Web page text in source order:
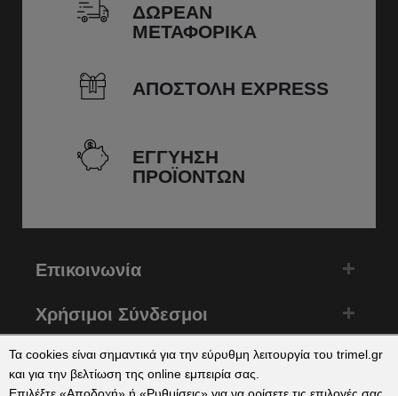
ΔΩΡΕΑΝ
ΜΕΤΑΦΟΡΙΚΑ
ΑΠΟΣΤΟΛΗ EXPRESS
ΕΓΓΥΗΣΗ
ΠΡΟΪΟΝΤΩΝ
Επικοινωνία
Χρήσιμοι Σύνδεσμοι
Εγγραφή
Αποδέχομαι τουςόρους χρήσηςκαι τηνπολιτική
Τα cookies είναι σημαντικά για την εύρυθμη λειτουργία του trimel.gr
και για την βελτίωση της online εμπειρία σας.